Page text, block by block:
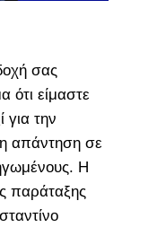
σας
ότι είμαστε
την
απάντηση σε
Η
παράταξης